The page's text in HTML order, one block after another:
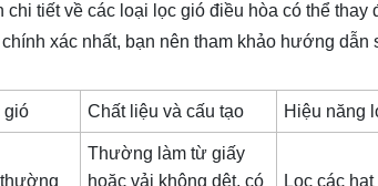
chi tiết về các loại lọc gió điều hòa có thể
xác nhất, bạn nên tham khảo hướng
gió Chất liệu và cấu tạo Hiệu năng
Thường làm từ giấy
hoặc vải không dệt, có
Lọc các